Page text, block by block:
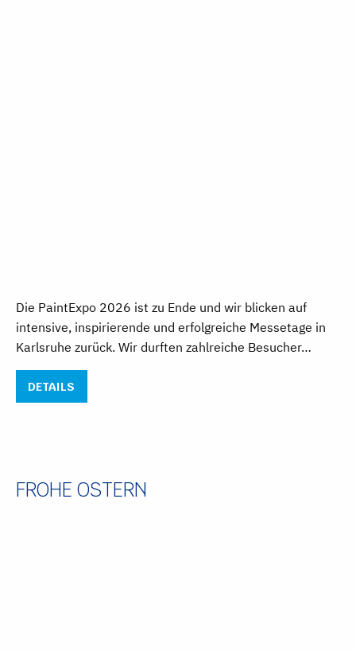
Die PaintExpo 2026 ist zu Ende und wir blicken auf
intensive, inspirierende und erfolgreiche Messetage in
Karlsruhe zurück. Wir durften zahlreiche Besucher…
DETAILS
FROHE OSTERN